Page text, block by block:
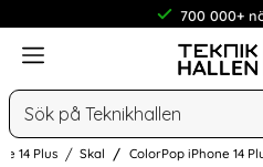
700 000+
Meny
Sök
14 Plus Skal ColorPop iPhone 14